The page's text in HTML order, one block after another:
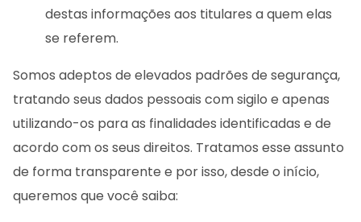
destas informações aos titulares a quem elas
se referem.
Somos adeptos de elevados padrões de segurança,
tratando seus dados pessoais com sigilo e apenas
utilizando-os para as finalidades identificadas e de
acordo com os seus direitos. Tratamos esse assunto
de forma transparente e por isso, desde o início,
queremos que você saiba: